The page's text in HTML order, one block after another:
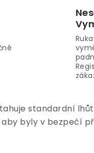
standardní
byly v bezpečí